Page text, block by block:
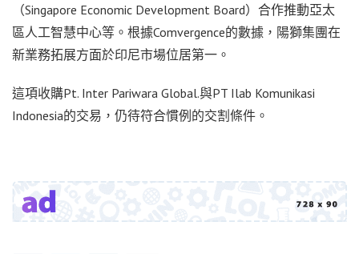
（Singapore Economic Development Board）合作推動亞太
區人工智慧中心等。根據Comvergence的數據，陽獅集團在
新業務拓展方面於印尼市場位居第一。
這項收購Pt. Inter Pariwara Global.與PT Ilab Komunikasi
Indonesia的交易，仍待符合慣例的交割條件。